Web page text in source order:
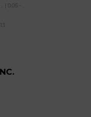
| 0.05 - ...